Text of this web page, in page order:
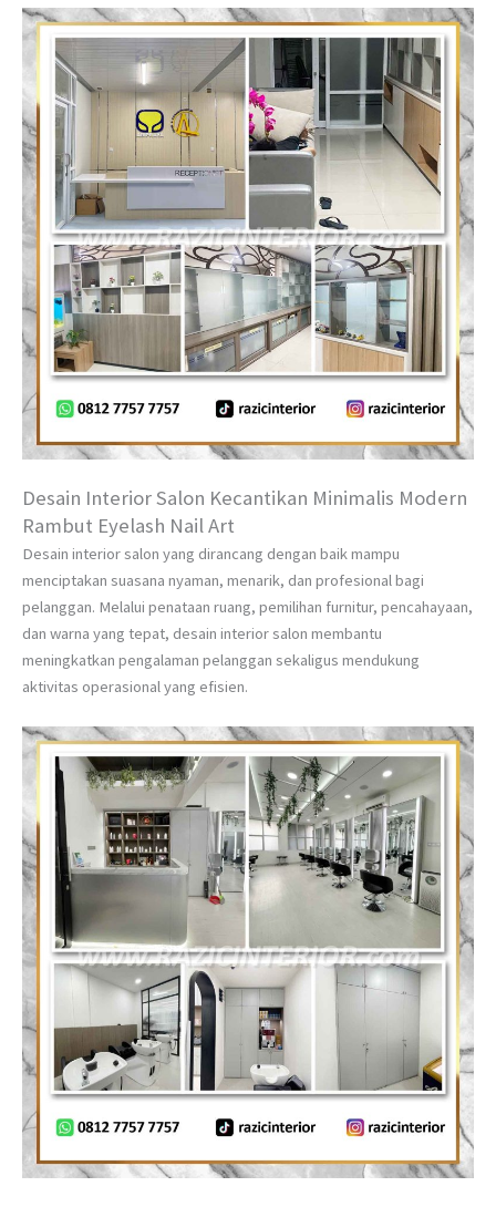
Desain Interior Salon Kecantikan Minimalis Modern
Rambut Eyelash Nail Art
Desain interior salon yang dirancang dengan baik mampu
menciptakan suasana nyaman, menarik, dan profesional bagi
pelanggan. Melalui penataan ruang, pemilihan furnitur, pencahayaan,
dan warna yang tepat, desain interior salon membantu
meningkatkan pengalaman pelanggan sekaligus mendukung
aktivitas operasional yang efisien.